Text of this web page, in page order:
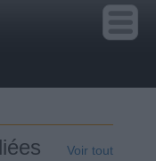
Voir tout